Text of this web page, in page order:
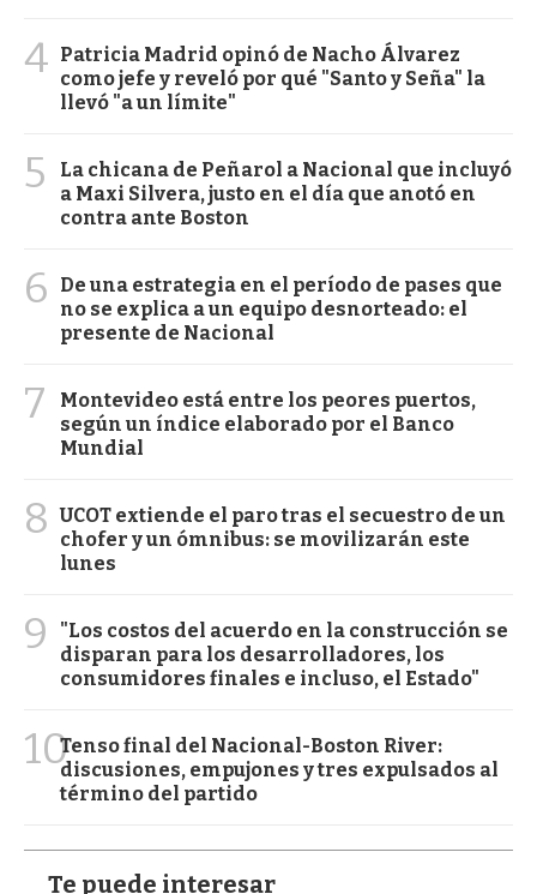
4 Patricia Madrid opinó de Nacho Álvarez
como jefe y reveló por qué "Santo y Seña" la
llevó "a un límite"
5
La chicana de Peñarol a Nacional que incluyó
a Maxi Silvera, justo en el día que anotó en
contra ante Boston
6
De una estrategia en el período de pases que
no se explica a un equipo desnorteado: el
presente de Nacional
7
Montevideo está entre los peores puertos,
según un índice elaborado por el Banco
Mundial
8 UCOT extiende el paro tras el secuestro de un
chofer y un ómnibus: se movilizarán este
lunes
9
"Los costos del acuerdo en la construcción se
disparan para los desarrolladores, los
consumidores finales e incluso, el Estado"
10Tenso final del Nacional-Boston River:
discusiones, empujones y tres expulsados al
término del partido
Te puede interesar